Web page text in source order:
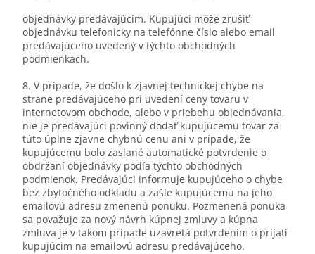
objednávky predávajúcim. Kupujúci môže zrušiť
objednávku telefonicky na telefónne číslo alebo email
predávajúceho uvedený v týchto obchodných
podmienkach.
8. V prípade, že došlo k zjavnej technickej chybe na
strane predávajúceho pri uvedení ceny tovaru v
internetovom obchode, alebo v priebehu objednávania,
nie je predávajúci povinný dodať kupujúcemu tovar za
túto úplne zjavne chybnú cenu ani v prípade, že
kupujúcemu bolo zaslané automatické potvrdenie o
obdržaní objednávky podľa týchto obchodných
podmienok. Predávajúci informuje kupujúceho o chybe
bez zbytočného odkladu a zašle kupujúcemu na jeho
emailovú adresu zmenenú ponuku. Pozmenená ponuka
sa považuje za nový návrh kúpnej zmluvy a kúpna
zmluva je v takom prípade uzavretá potvrdením o prijatí
kupujúcim na emailovú adresu predávajúceho.